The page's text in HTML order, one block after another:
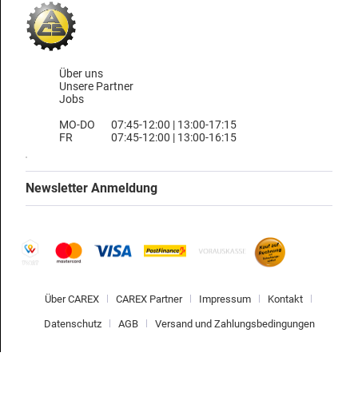
Über uns
Unsere Partner
Jobs
MO-DO
FR
07:45-12:00 | 13:00-17:15
07:45-12:00 | 13:00-16:15
Newsletter Anmeldung
Über CAREX CAREX Partner Impressum Kontakt
Datenschutz AGB Versand und Zahlungsbedingungen